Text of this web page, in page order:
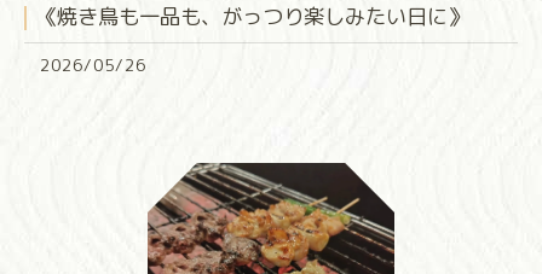
《焼き鳥も一品も、がっつり楽しみたい日に》
2026/05/26